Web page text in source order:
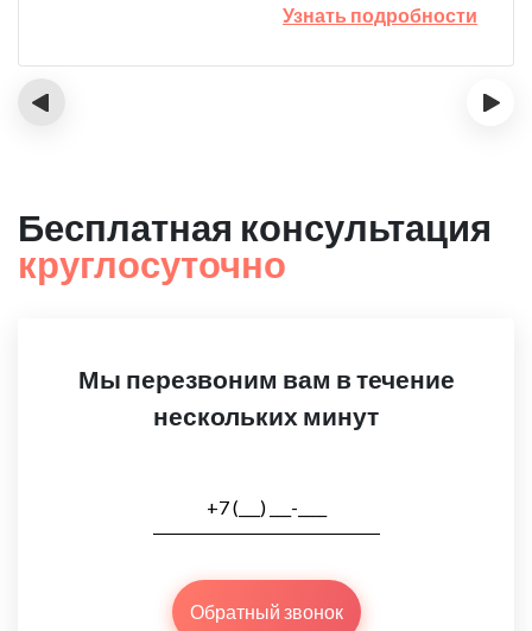
Узнать подробности
‹ ›
Бесплатная консультация
круглосуточно
Мы перезвоним вам в течение
нескольких минут
Обратный звонок